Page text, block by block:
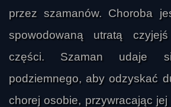
przez szamanów. Choroba
spowodowaną utratą
części. Szaman udaje
podziemnego, aby odzyskać
chorej osobie, przywracając